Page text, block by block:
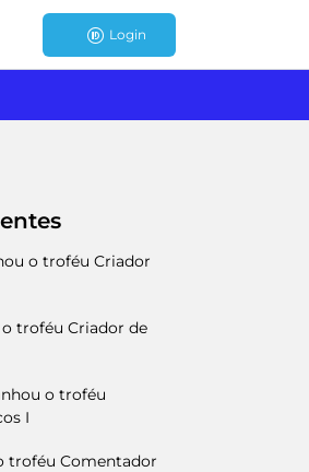
Login
o troféu Criador
troféu Criador de
o troféu
I
troféu Comentador